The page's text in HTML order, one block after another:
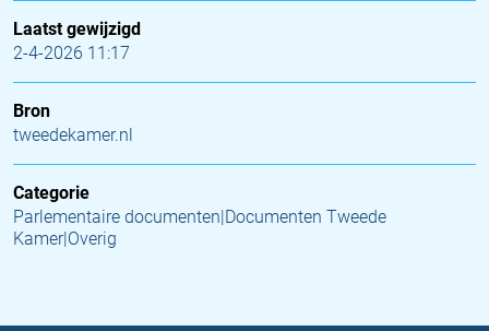
Laatst gewijzigd
2-4-2026 11:17
Bron
tweedekamer.nl
Categorie
Parlementaire documenten|Documenten Tweede
Kamer|Overig